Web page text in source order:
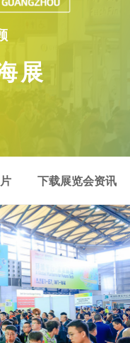
展
下载展览会资讯